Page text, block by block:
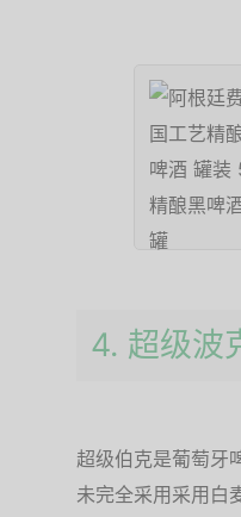
4. 超级波
超级伯克是葡萄牙
未完全采用采用白